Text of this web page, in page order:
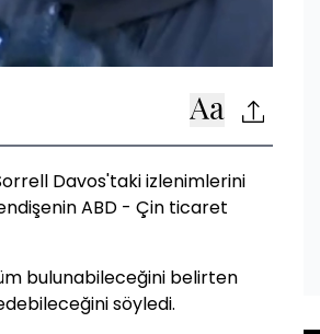
Davos'taki izlenimlerini
ABD - Çin ticaret
bulunabileceğini belirten
söyledi.